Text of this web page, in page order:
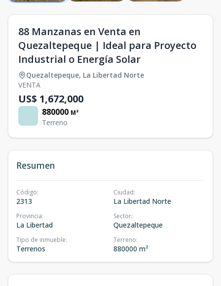
88 Manzanas en Venta en
Quezaltepeque | Ideal para Proyecto
Industrial o Energía Solar
Quezaltepeque, La Libertad Norte
VENTA
US$ 1,672,000
880000 M²
Terreno
Resumen
Código:
2313
Ciudad:
La Libertad Norte
Provincia:
La Libertad
Sector:
Quezaltepeque
Tipo de inmueble:
Terrenos
Terreno:
880000 m²